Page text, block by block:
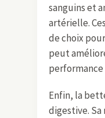
sanguins et
artérielle.
de choix
peut
Enfin, la
digestive. Sa